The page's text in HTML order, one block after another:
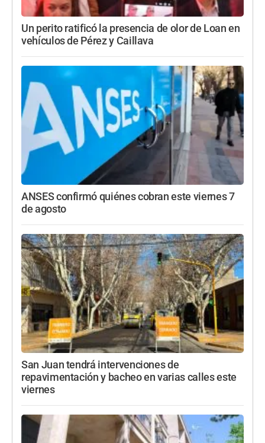
Un perito ratificó la presencia de olor de Loan en
vehículos de Pérez y Caillava
ANSES confirmó quiénes cobran este viernes 7
de agosto
San Juan tendrá intervenciones de
repavimentación y bacheo en varias calles este
viernes